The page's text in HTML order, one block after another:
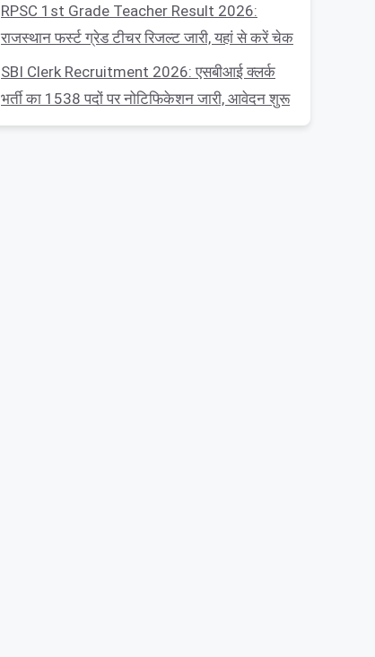
RPSC 1st Grade Teacher Result 2026:
राजस्थान फर्स्ट ग्रेड टीचर रिजल्ट जारी, यहां से करें चेक
SBI Clerk Recruitment 2026: एसबीआई क्लर्क
भर्ती का 1538 पदों पर नोटिफिकेशन जारी, आवेदन शुरू